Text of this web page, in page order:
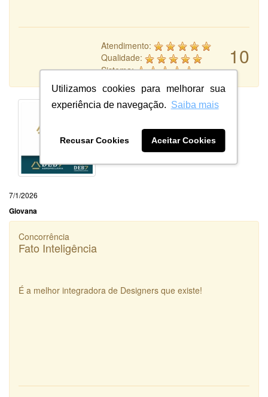
Utilizamos cookies para melhorar sua
experiência de navegação. Saiba mais
Recusar Cookies Aceitar Cookies
10
Atendimento:
Qualidade:
Sistema:
7/1/2026
Giovana
Concorrência
Fato Inteligência
É a melhor integradora de Designers que existe!